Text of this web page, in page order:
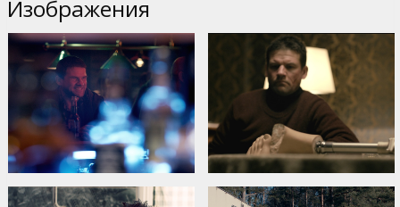
Изображения